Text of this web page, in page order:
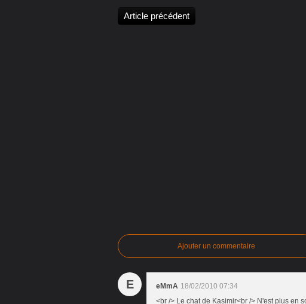
Article précédent
Ajouter un commentaire
E eMmA 18/02/2010 07:34
<br /> Le chat de Kasimir<br /> N'est plus en